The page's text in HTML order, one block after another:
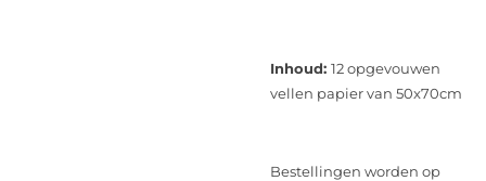
Inhoud: 12 opgevouwen
vellen papier van 50x70cm
Bestellingen worden op